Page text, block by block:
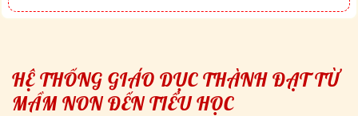
HỆ THỐNG GIÁO DỤC THÀNH ĐẠT TỪ
MẦM NON ĐẾN TIỂU HỌC